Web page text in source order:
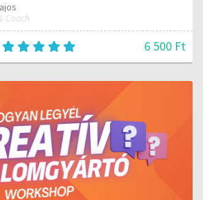
Coach
6 500 Ft